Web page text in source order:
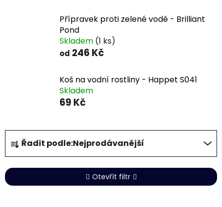
Přípravek proti zelené vodě - Brilliant
Pond
Skladem (1 ks)
od 246 Kč
Koš na vodní rostliny - Happet S041
Skladem
69 Kč
Ř
a
z
e
n
Řadit podle:Nejprodávanější
Otevřít filtr